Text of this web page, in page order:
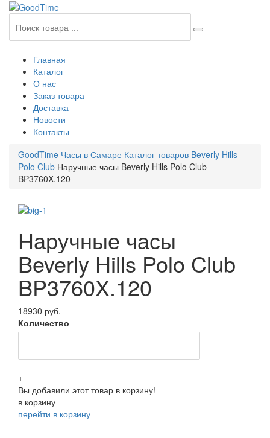
Главная
Каталог
О нас
Заказ товара
Доставка
Новости
Контакты
GoodTime Часы в Самаре Каталог товаров Beverly Hills
Polo Club Наручные часы Beverly Hills Polo Club
BP3760X.120
Наручные часы
Beverly Hills Polo Club
BP3760X.120
18930 руб.
Количество
-
+
Вы добавили этот товар в корзину!
в корзину
перейти в корзину